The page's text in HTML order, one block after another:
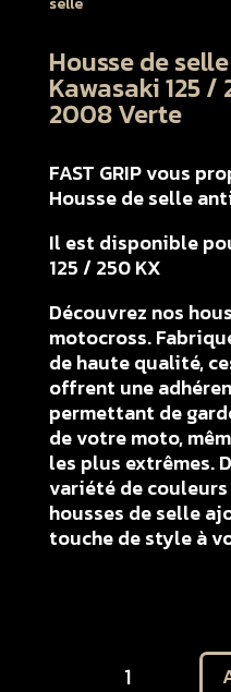
Housse de
Kawasaki 125
2008 Verte
FAST GRIP vous
Housse de selle
Il est disponible
125 / 250 KX
Découvrez nos
motocross.
de haute qualité,
offrent une
permettant de
de votre moto,
les plus extrêmes.
variété de
housses de selle
touche de style à